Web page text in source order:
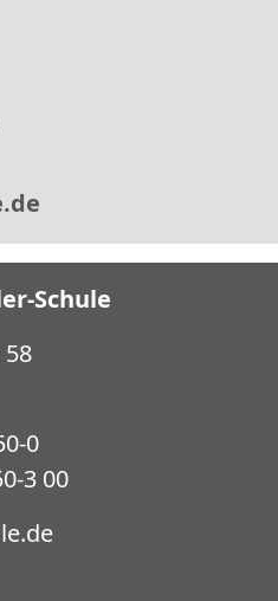
Schule
0
3 00